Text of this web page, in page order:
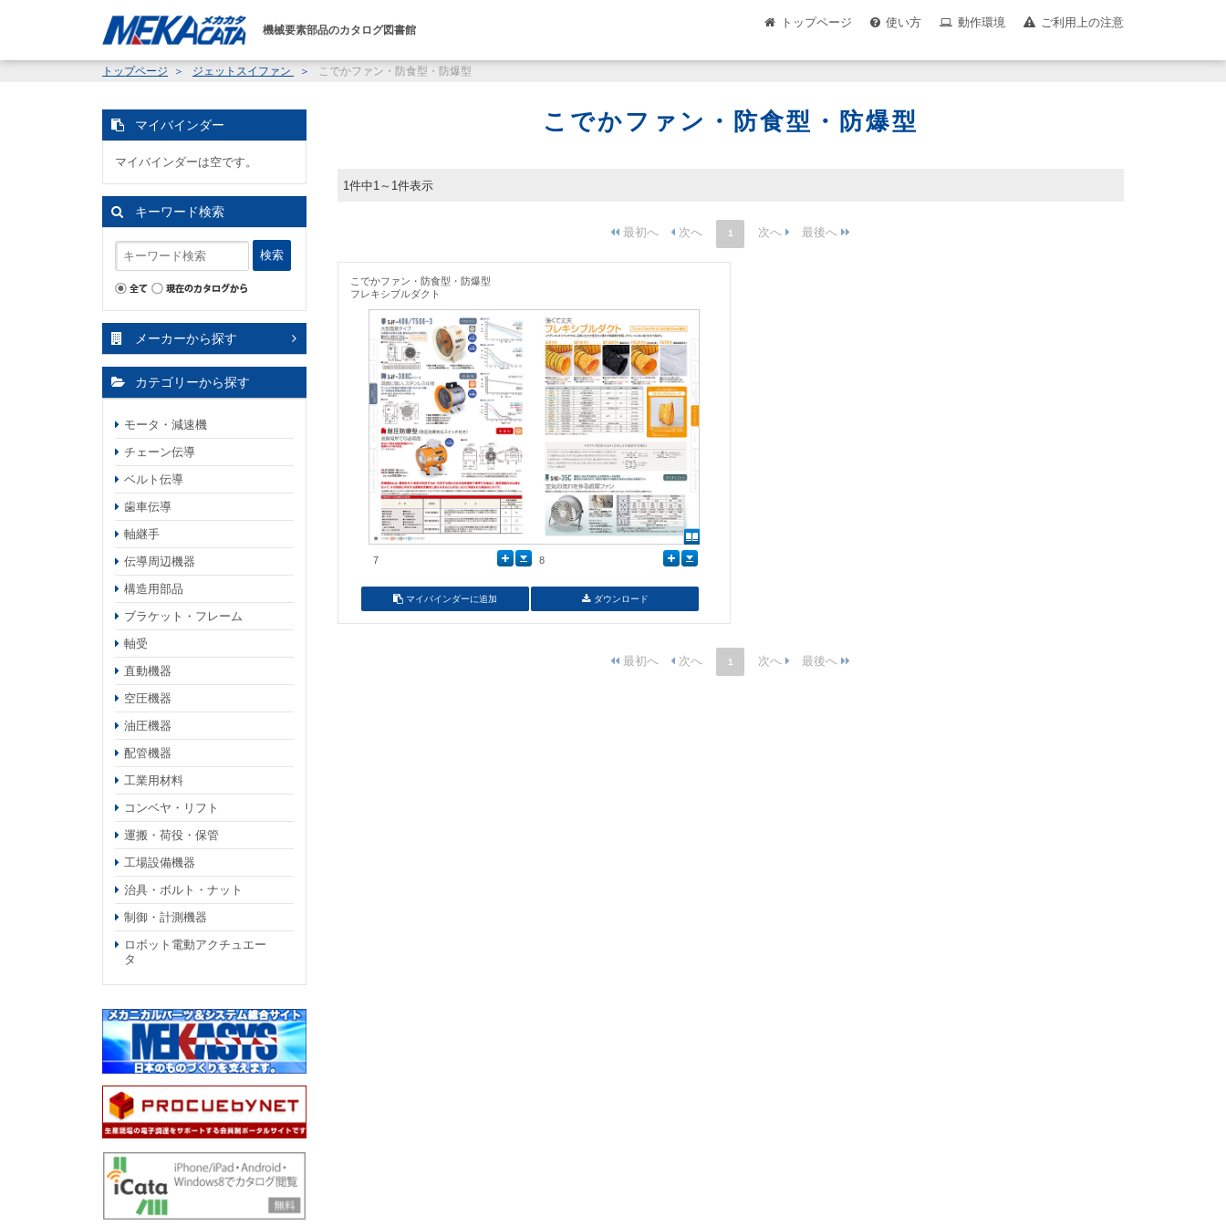
機械要素部品のカタログ図書館
トップページ 使い方 動作環境 ご利用上の注意
トップページ ジェットスイファン こでかファン・防食型・防爆型
こでかファン・防食型・防爆型
1件中1～1件表示
1
こでかファン・防食型・防爆型
フレキシブルダクト
7 8
マイバインダーに追加 ダウンロード
1
マイバインダー
マイバインダーは空です。
キーワード検索
検索
メーカーから探す
カテゴリーから探す
モータ・減速機
チェーン伝導
ベルト伝導
歯車伝導
軸継手
伝導周辺機器
構造用部品
ブラケット・フレーム
軸受
直動機器
空圧機器
油圧機器
配管機器
工業用材料
コンベヤ・リフト
運搬・荷役・保管
工場設備機器
治具・ボルト・ナット
制御・計測機器
ロボット電動アクチュエー
タ